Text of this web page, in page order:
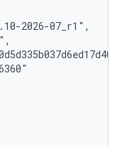
2026-07_r1",